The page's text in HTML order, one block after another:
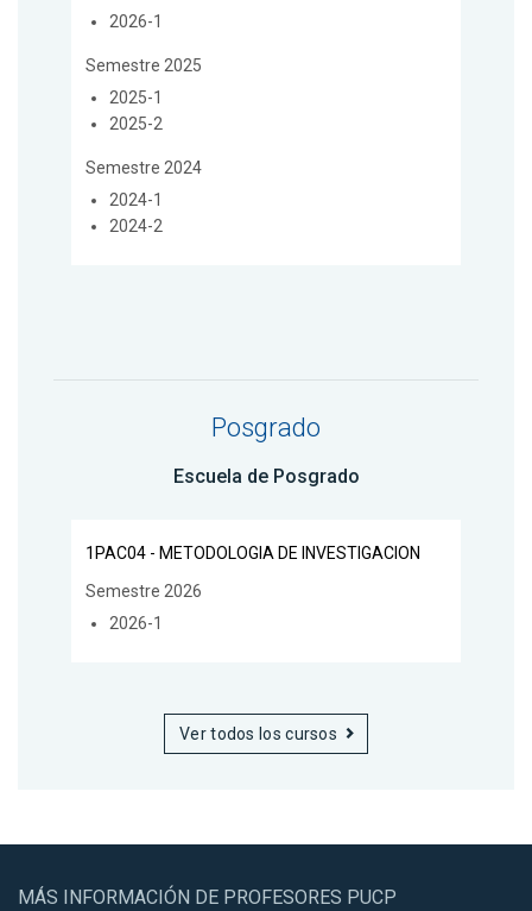
2026-1
Semestre 2025
2025-1
2025-2
Semestre 2024
2024-1
2024-2
Posgrado
Escuela de Posgrado
1PAC04 - METODOLOGIA DE INVESTIGACION
Semestre 2026
2026-1
Ver todos los cursos
MÁS INFORMACIÓN DE PROFESORES PUCP